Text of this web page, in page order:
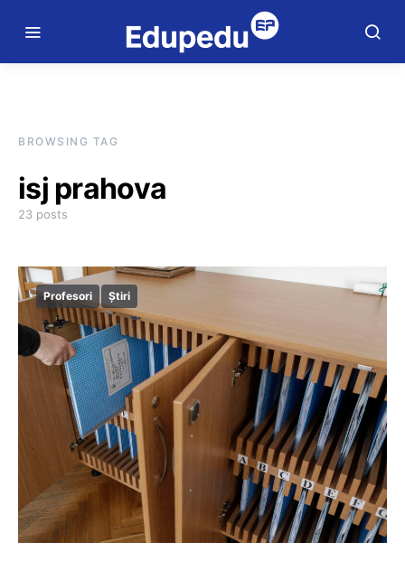
BROWSING TAG
isj prahova
23 posts
Profesori Știri